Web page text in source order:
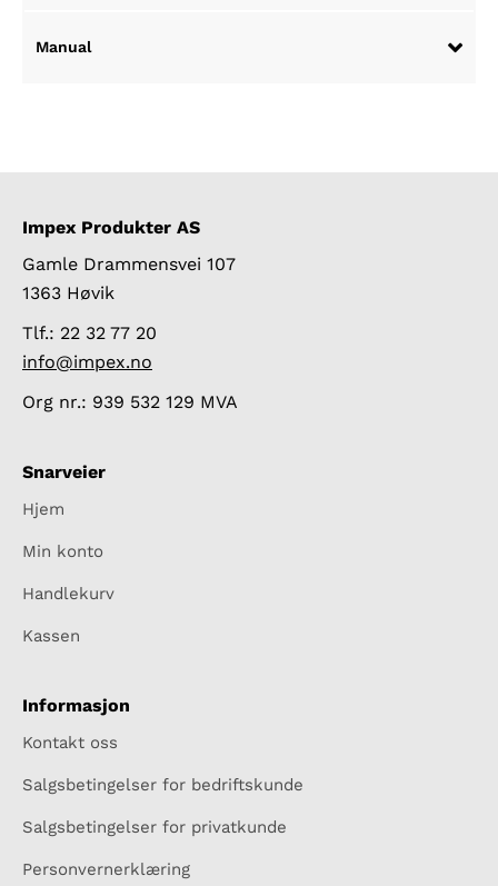
Manual
Impex Produkter AS
Gamle Drammensvei 107
1363 Høvik
Tlf.: 22 32 77 20
info@impex.no
Org nr.: 939 532 129 MVA
Snarveier
Hjem
Min konto
Handlekurv
Kassen
Informasjon
Kontakt oss
Salgsbetingelser for bedriftskunde
Salgsbetingelser for privatkunde
Personvernerklæring